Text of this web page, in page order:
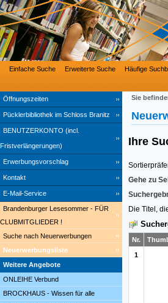
Öffnungszeiten
Pücklerbibliothek im Schloss Branitz
BENUTZERKONTO (incl.
Fristverlängerungen)
Erwerbungsvorschlag
Kontakt
E-Mail-Service
Einfache Suche Erweiterte Suche Häufige
Brandenburger Lesesommer - FÜR
CLUBMITGLIEDER !
Suche nach Neuerwerbungen
Neuerwerbungsliste
Weitere Angebote
ONLEIHE Verbund
BROCKHAUS - Wissen für alle
Sie
Ihre
Gehe zu
Die Titel,
Nr.
1